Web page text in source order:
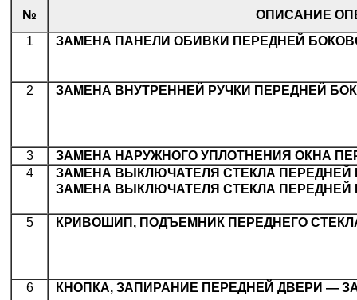
№
ОПИСАНИЕ
1
ЗАМЕНА ПАНЕЛИ ОБИВКИ ПЕРЕДНЕЙ
2 ЗАМЕНА ВНУТРЕННЕЙ РУЧКИ ПЕРЕДНЕЙ
3
ЗАМЕНА НАРУЖНОГО УПЛОТНЕНИЯ ОКНА
4
ЗАМЕНА ВЫКЛЮЧАТЕЛЯ СТЕКЛА
ЗАМЕНА ВЫКЛЮЧАТЕЛЯ СТЕКЛА
5 КРИВОШИП, ПОДЪЕМНИК ПЕРЕДНЕГО
6 КНОПКА, ЗАПИРАНИЕ ПЕРЕДНЕЙ ДВЕРИ —